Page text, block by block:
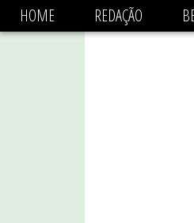
async='async' data-ad-
HOME REDAÇÃO